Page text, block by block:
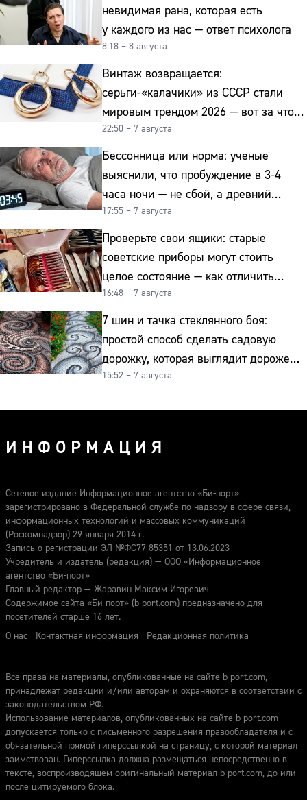
невидимая рана, которая есть
у каждого из нас — ответ психолога
8:18 – 8 августа
Винтаж возвращается:
серьги-«калачики» из СССР стали
мировым трендом 2026 — вот за что
их ценят ювелиры
22:50 – 7 августа
Бессонница или норма: ученые
выяснили, что пробуждение в 3-4
часа ночи — не сбой, а древний
биологический ритм
17:55 – 7 августа
Проверьте свои ящики: старые
советские приборы могут стоить
целое состояние — как отличить
подделку от мельхиора
16:48 – 7 августа
7 шин и тачка стеклянного боя:
простой способ сделать садовую
дорожку, которая выглядит дороже
гранита
15:52 – 7 августа
ИНФОРМАЦИЯ
Сетевое издание Информационное агентство «Би-порт»
зарегистрировано в Федеральной службе по надзору в сфере связи,
информационных технологий и массовых коммуникаций
(Роскомнадзор) 29 января 2014 г.
Запись о регистрации ЭЛ №ФС77-85351 от 13.06.2023
Учредитель и издатель (редакция) — ООО «Информационное
агентство «Би-порт»
Главный редактор — Жаравин Максим Игоревич
Содержимое сайта «Би-порт» (b-port.com) предназначено для
посетителей старше 16 лет.
О нас
Контактная информация Редакционная политика
Все права на материалы, опубликованные на сайте b-port.com,
принадлежат редакции и/или авторам и охраняются в соответствии с
законодательством РФ.
Использование материалов, опубликованных на сайте b-port.com
допускается только с письменного разрешения правообладателя и с
обязательной прямой гиперссылкой на страницу, с которой материал
заимствован. Гиперссылка должна размещаться непосредственно в
тексте, воспроизводящем оригинальный материал b-port.com, до или
после цитируемого блока.